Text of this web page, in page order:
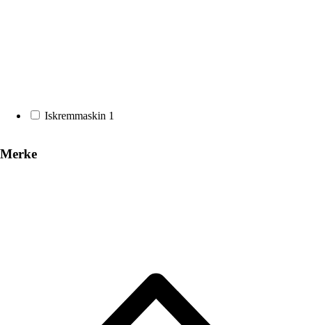
Iskremmaskin 1
Merke